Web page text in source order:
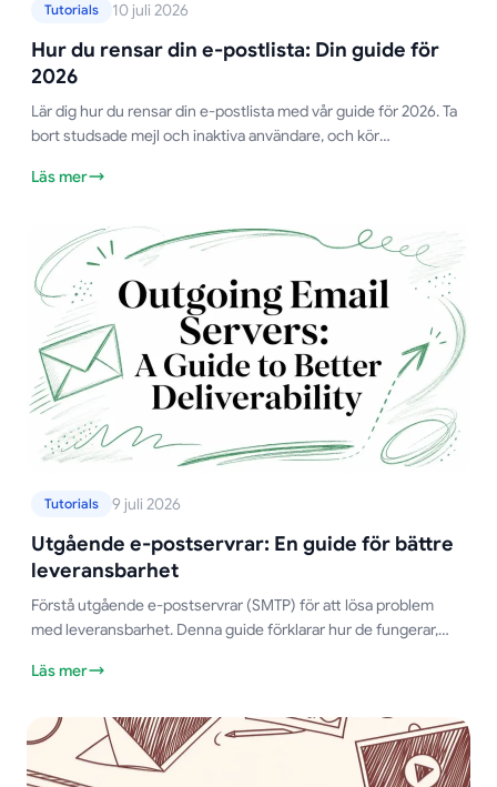
Tutorials 10 juli 2026
Hur du rensar din e-postlista: Din guide för
2026
Lär dig hur du rensar din e-postlista med vår guide för 2026. Ta
bort studsade mejl och inaktiva användare, och kör
Läs mer
Tutorials 9 juli 2026
Utgående e-postservrar: En guide för bättre
leveransbarhet
Förstå utgående e-postservrar (SMTP) för att lösa problem
med leveransbarhet. Denna guide förklarar hur de fungerar,
Läs mer